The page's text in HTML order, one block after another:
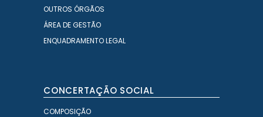
OUTROS ÓRGÃOS
ÁREA DE GESTÃO
ENQUADRAMENTO LEGAL
CONCERTAÇÃO SOCIAL
COMPOSIÇÃO